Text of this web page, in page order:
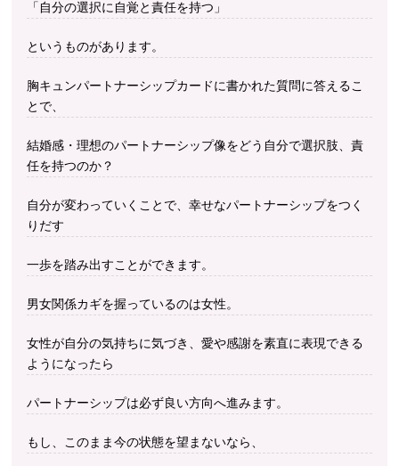
「自分の選択に自覚と責任を持つ」
というものがあります。
胸キュンパートナーシップカードに書かれた質問に答えるこ
とで、
結婚感・理想のパートナーシップ像をどう自分で選択肢、責
任を持つのか？
自分が変わっていくことで、幸せなパートナーシップをつく
りだす
一歩を踏み出すことができます。
男女関係カギを握っているのは女性。
女性が自分の気持ちに気づき、愛や感謝を素直に表現できる
ようになったら
パートナーシップは必ず良い方向へ進みます。
もし、このまま今の状態を望まないなら、